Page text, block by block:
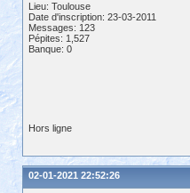
Lieu: Toulouse
Date d'inscription: 23-03-2011
Messages: 123
Pépites: 1,527
Banque: 0
Hors ligne
02-01-2021 22:52:26